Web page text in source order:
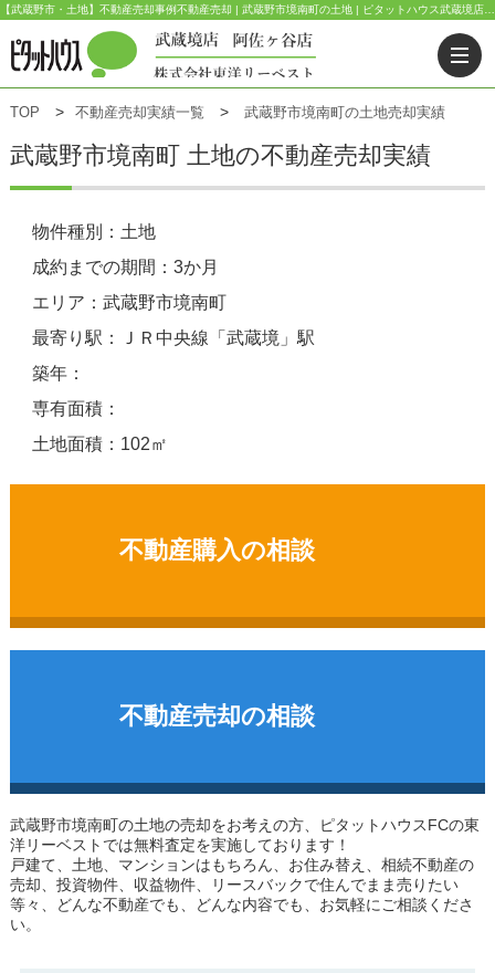
TOP 不動産売却実績一覧 武蔵野市境南町の土地売却実績
武蔵野市境南町 土地の不動産売却実績
物件種別：土地
成約までの期間：3か月
エリア：武蔵野市境南町
最寄り駅：ＪＲ中央線「武蔵境」駅
築年：
専有面積：
土地面積：102㎡
不動産購入の相談
不動産売却の相談
武蔵野市境南町の土地の売却をお考えの方、ピタットハウスFCの東
洋リーベストでは無料査定を実施しております！
戸建て、土地、マンションはもちろん、お住み替え、相続不動産の
売却、投資物件、収益物件、リースバックで住んでまま売りたい
等々、どんな不動産でも、どんな内容でも、お気軽にご相談くださ
い。